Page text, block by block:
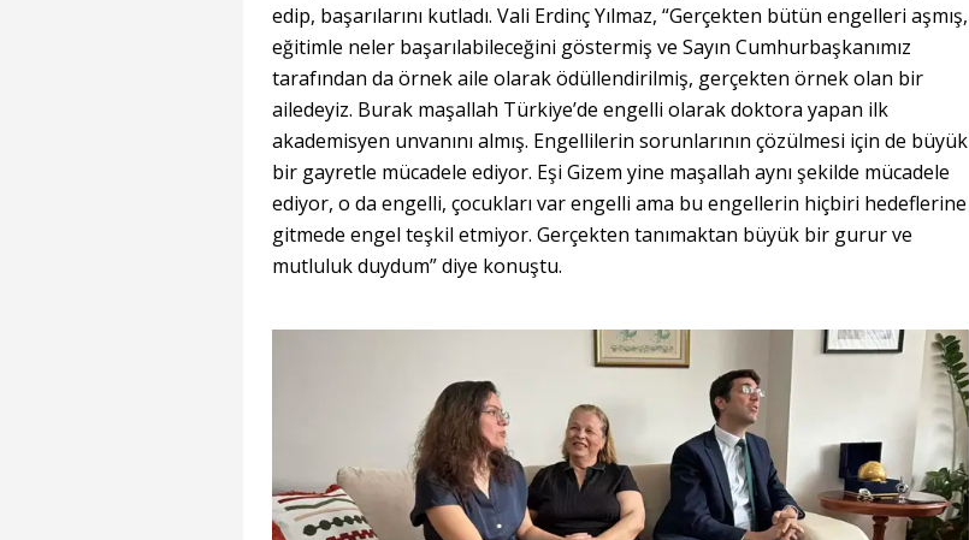
edip, başarılarını kutladı. Vali Erdinç Yılmaz, “Gerçekten bütün engelleri aşmış,
eğitimle neler başarılabileceğini göstermiş ve Sayın Cumhurbaşkanımız
tarafından da örnek aile olarak ödüllendirilmiş, gerçekten örnek olan bir
ailedeyiz. Burak maşallah Türkiye’de engelli olarak doktora yapan ilk
akademisyen unvanını almış. Engellilerin sorunlarının çözülmesi için de büyük
bir gayretle mücadele ediyor. Eşi Gizem yine maşallah aynı şekilde mücadele
ediyor, o da engelli, çocukları var engelli ama bu engellerin hiçbiri hedeflerine
gitmede engel teşkil etmiyor. Gerçekten tanımaktan büyük bir gurur ve
mutluluk duydum” diye konuştu.